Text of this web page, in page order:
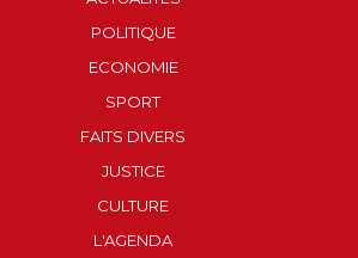
POLITIQUE
ECONOMIE
SPORT
FAITS DIVERS
JUSTICE
CULTURE
L'AGENDA